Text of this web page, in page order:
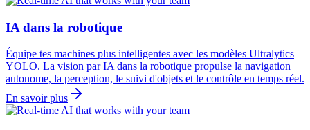
IA dans la robotique
Équipe tes machines plus intelligentes avec les modèles Ultralytics
YOLO. La vision par IA dans la robotique propulse la navigation
autonome, la perception, le suivi d'objets et le contrôle en temps réel.
En savoir plus